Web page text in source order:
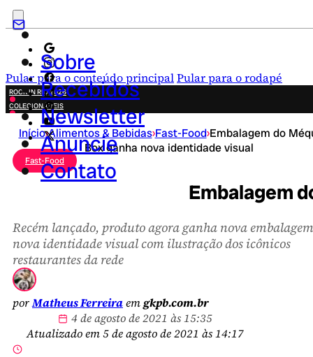
Pular para o conteúdo principalPular para o rodapé
Sobre
Recebidos
Newsletter
Anuncie
Contato
ROCK IN RIO 2026
COLECIONÁVEIS
FESTA JUNINA
NOVIDADES
CAMPANHAS CRIATIVAS
Início›Alimentos & Bebidas›Fast-Food›Embalagem do
Box ganha nova identidade visual
Fast-Food
Embalagem
Recém lançado, produto agora ganha nova
nova identidade visual com ilustração dos icônicos
restaurantes da rede
porMatheus Ferreiraemgkpb.com.br
4 de agosto de 2021 às 15:35
Atualizado em 5 de agosto de 2021 às 14:17